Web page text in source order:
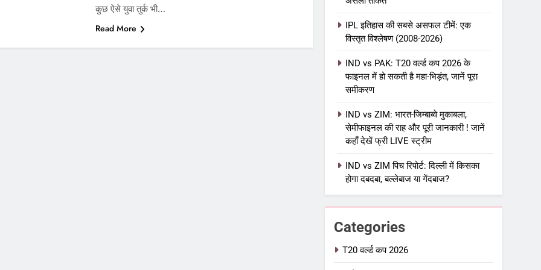
कुछ ऐसे युवा तुर्क भी…
Read More
IPL इतिहास की सबसे असफल टीमें: एक
विस्तृत विश्लेषण (2008-2026)
IND vs PAK: T20 वर्ल्ड कप 2026 के
फाइनल में हो सकती है महा-भिड़ंत, जानें पूरा
समीकरण
IND vs ZIM: भारत-जिम्बाब्वे मुकाबला,
सेमीफाइनल की राह और पूरी जानकारी ! जानें
कहाँ देखें फ्री LIVE स्ट्रीम
IND vs ZIM पिच रिपोर्ट: दिल्ली में किसका
होगा दबदबा, बल्लेबाज या गेंदबाज?
Categories
T20 वर्ल्ड कप 2026
5
IPL Net Worth 2026: 18.5 अरब
डॉलर के क्रिकेट साम्राज्य का पूरा
विश्लेषण
आईपीएल 2026
IPL टीम के मालिक: फ्रेंचाइजी के पीछे
की असली ताकत
आईपीएल 2026 क्रिकेट
IPL इतिहास की सबसे असफल टीमें: एक
विस्तृत विश्लेषण (2008-2026)
क्रिकेट